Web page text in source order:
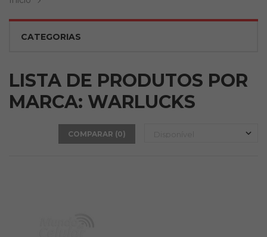
CATEGORIAS
LISTA DE PRODUTOS POR
MARCA: WARLUCKS
COMPARAR (0)